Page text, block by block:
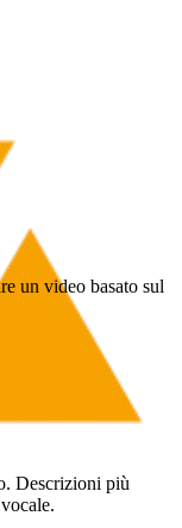
un video basato sul
Descrizioni più